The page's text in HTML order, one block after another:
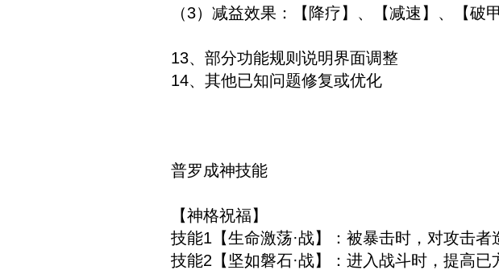
（3）减益效果：【降疗】、【减速】、【破甲
13、部分功能规则说明界面调整
14、其他已知问题修复或优化
普罗成神技能
【神格祝福】
技能1【生命激荡·战】：被暴击时，对攻击
技能2【坚如磐石·战】：进入战斗时，提高